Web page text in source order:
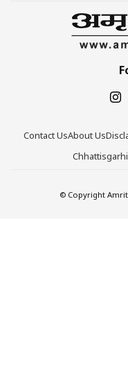
Contact UsAbout Us
© Copyright Amrit